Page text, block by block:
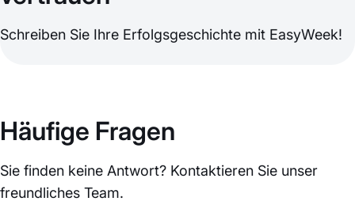
Schreiben Sie Ihre Erfolgsgeschichte mit EasyWeek!
Häufige Fragen
Sie finden keine Antwort? Kontaktieren Sie unser
freundliches Team.